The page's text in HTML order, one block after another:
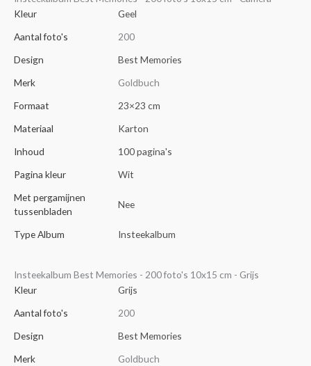
Kleur
Geel
Aantal foto's
200
Design
Best Memories
Merk
Goldbuch
Formaat
23×23 cm
Materiaal
Karton
Inhoud
100 pagina's
Pagina kleur
Wit
Met pergamijnen
tussenbladen
Nee
Type Album Insteekalbum
Insteekalbum Best Memories - 200 foto's 10x15 cm - Grijs
Kleur
Grijs
Aantal foto's
200
Design
Best Memories
Merk
Goldbuch